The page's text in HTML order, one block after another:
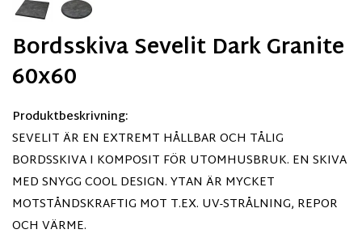
Bordsskiva Sevelit Dark Granite
60x60
Produktbeskrivning:
SEVELIT ÄR EN EXTREMT HÅLLBAR OCH TÅLIG
BORDSSKIVA I KOMPOSIT FÖR UTOMHUSBRUK. EN SKIVA
MED SNYGG COOL DESIGN. YTAN ÄR MYCKET
MOTSTÅNDSKRAFTIG MOT T.EX. UV-STRÅLNING, REPOR
OCH VÄRME.